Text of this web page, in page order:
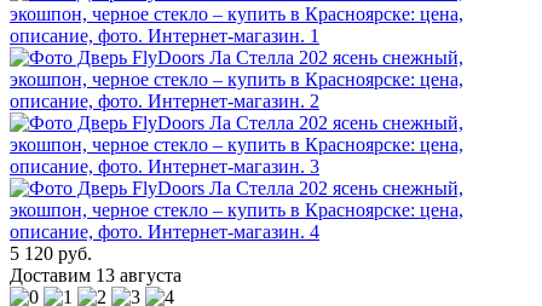
5 120 руб.
Доставим 13 августа